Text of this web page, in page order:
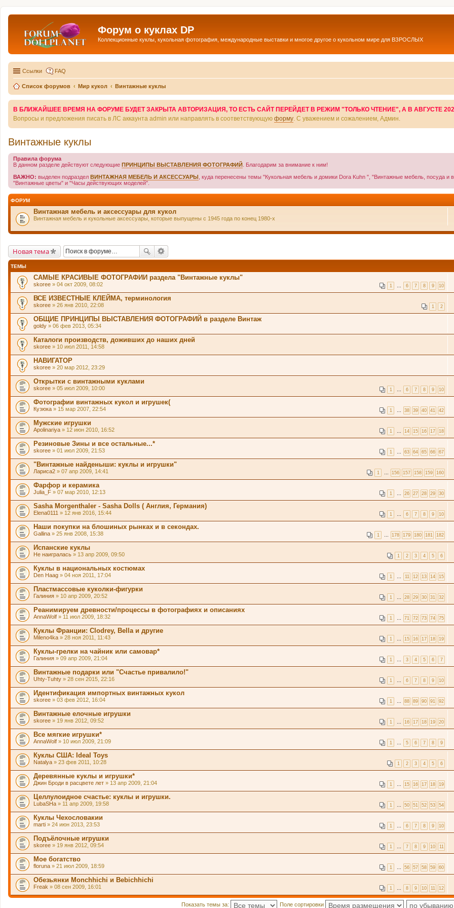
Форум о куклах DP
Коллекционные куклы, кукольная фотография, международные выставки и многое другое о кукольном мире для ВЗРОСЛЫХ
Ссылки FAQ
Список форумов Мир кукол Винтажные куклы
В БЛИЖАЙШЕЕ ВРЕМЯ НА ФОРУМЕ БУДЕТ ЗАКРЫТА АВТОРИЗАЦИЯ, ТО ЕСТЬ САЙТ ПЕРЕЙДЕТ В РЕЖИМ "ТОЛЬКО ЧТЕНИЕ", А В АВГУСТЕ
Вопросы и предложения писать в ЛС аккаунта admin или направлять в соответствующую форму . С уважением и сожалением, Админ.
Винтажные куклы
Правила форума
В данном разделе действуют следующие ПРИНЦИПЫ ВЫСТАВЛЕНИЯ ФОТОГРАФИЙ . Благодарим за внимание к ним!
ВАЖНО: выделен подраздел ВИНТАЖНАЯ МЕБЕЛЬ И АКСЕССУАРЫ , куда перенесены темы "Кукольная мебель и домики Dora Kuhn ", "Винтажные мебель, посуда и
"Винтажные цветы" и "Часы действующих моделей".
ФОРУМ
Винтажная мебель и аксессуары для кукол
Винтажная мебель и кукольные аксессуары, которые выпущены с 1945 года по конец 1980-х
Новая тема
ТЕМЫ
САМЫЕ КРАСИВЫЕ ФОТОГРАФИИ раздела "Винтажные куклы"
1 6 7 8 9 10
skoree » 04 окт 2009, 08:02
ВСЕ ИЗВЕСТНЫЕ КЛЕЙМА, терминология
1 2
skoree » 26 янв 2010, 22:08
ОБЩИЕ ПРИНЦИПЫ ВЫСТАВЛЕНИЯ ФОТОГРАФИЙ в разделе Винтаж
goldy » 06 фев 2013, 05:34
Каталоги производств, доживших до наших дней
skoree » 10 июл 2011, 14:58
НАВИГАТОР
skoree » 20 мар 2012, 23:29
Открытки с винтажными куклами
1 6 7 8 9 10
skoree » 05 июл 2009, 10:00
Фотографии винтажных кукол и игрушек(
1 38 39 40 41 42
Кузюка » 15 мар 2007, 22:54
Мужские игрушки
1 14 15 16 17 18
Apolinariya » 12 июн 2010, 16:52
Резиновые Зины и все остальные...*
1 63 64 65 66 67
skoree » 01 июл 2009, 21:53
"Винтажные найденыши: куклы и игрушки"
1 156 157 158 159 160
Лариса2 » 07 апр 2009, 14:41
Фарфор и керамика
1 26 27 28 29 30
Julia_F » 07 мар 2010, 12:13
Sasha Morgenthaler - Sasha Dolls ( Англия, Германия)
1 6 7 8 9 10
Elena0111 » 12 янв 2016, 15:44
Наши покупки на блошиных рынках и в секондах.
1 178 179 180 181 182
Gallina » 25 янв 2008, 15:38
Испанские куклы
1 2 3 4 5 6
Не наигралась » 13 апр 2009, 09:50
Куклы в национальных костюмах
1 11 12 13 14 15
Den Haag » 04 ноя 2011, 17:04
Пластмассовые куколки-фигурки
1 28 29 30 31 32
Галиния » 10 апр 2009, 20:52
Реанимируем древности/процессы в фотографиях и описаниях
1 71 72 73 74 75
AnnaWolf » 11 июл 2009, 18:32
Куклы Франции: Clodrey, Bella и другие
1 15 16 17 18 19
Mileno4ka » 28 ноя 2011, 11:43
Куклы-грелки на чайник или самовар*
1 3 4 5 6 7
Галиния » 09 апр 2009, 21:04
Винтажные подарки или "Счастье привалило!"
1 6 7 8 9 10
Uhty-Tuhty » 28 сен 2015, 22:16
Идентификация импортных винтажных кукол
1 88 89 90 91 92
skoree » 03 фев 2012, 16:04
Винтажные елочные игрушки
1 16 17 18 19 20
skoree » 19 янв 2012, 09:52
Все мягкие игрушки*
1 5 6 7 8 9
AnnaWolf » 10 июл 2009, 21:09
Куклы США: Ideal Toys
1 2 3 4 5 6
Natalya » 23 фев 2011, 10:28
Деревянные куклы и игрушки*
1 15 16 17 18 19
Джин Броди в расцвете лет » 13 апр 2009, 21:04
Целлулоидное счастье: куклы и игрушки.
1 50 51 52 53 54
LubaSHa » 11 апр 2009, 19:58
Куклы Чехословакии
1 6 7 8 9 10
marti » 24 июн 2013, 23:53
Подъёлочные игрушки
1 7 8 9 10 11
skoree » 19 янв 2012, 09:54
Мое богатство
1 56 57 58 59 60
floruna » 21 июл 2009, 18:59
Обезьянки Monchhichi и Bebichhichi
1 8 9 10 11 12
Freak » 08 сен 2009, 16:01
Показать темы за: Поле сортировки